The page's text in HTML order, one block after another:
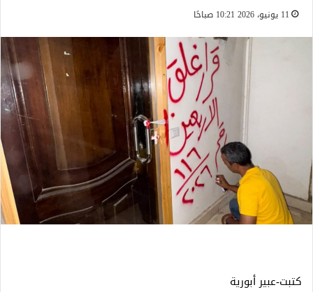
11 يونيو، 2026 10:21 صباحًا
كتبت-عبير أبورية